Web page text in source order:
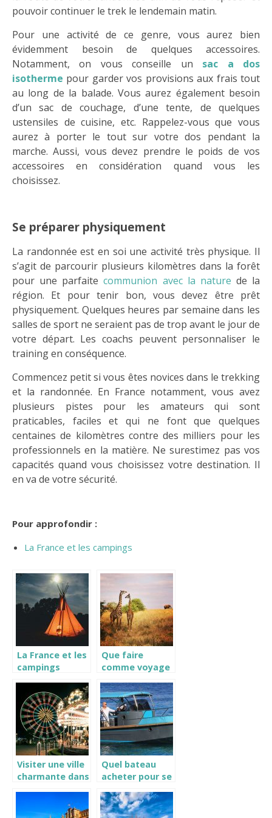
pouvoir continuer le trek le lendemain matin.
Pour une activité de ce genre, vous aurez bien
évidemment besoin de quelques accessoires.
Notamment, on vous conseille un sac a dos
isotherme pour garder vos provisions aux frais tout
au long de la balade. Vous aurez également besoin
d’un sac de couchage, d’une tente, de quelques
ustensiles de cuisine, etc. Rappelez-vous que vous
aurez à porter le tout sur votre dos pendant la
marche. Aussi, vous devez prendre le poids de vos
accessoires en considération quand vous les
choisissez.
Se préparer physiquement
La randonnée est en soi une activité très physique. Il
s’agit de parcourir plusieurs kilomètres dans la forêt
pour une parfaitecommunion avec la nature de la
région. Et pour tenir bon, vous devez être prêt
physiquement. Quelques heures par semaine dans les
salles de sport ne seraient pas de trop avant le jour de
votre départ. Les coachs peuvent personnaliser le
training en conséquence.
Commencez petit si vous êtes novices dans le trekking
et la randonnée. En France notamment, vous avez
plusieurs pistes pour les amateurs qui sont
praticables, faciles et qui ne font que quelques
centaines de kilomètres contre des milliers pour les
professionnels en la matière. Ne surestimez pas vos
capacités quand vous choisissez votre destination. Il
en va de votre sécurité.
Pour approfondir :
La France et les campings
La France et les
campings
Que faire
comme voyage
Visiter une ville
charmante dans
Feuillie
Quel bateau
acheter pour se